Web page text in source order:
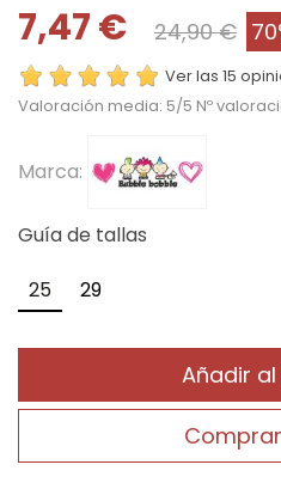
7,47 € 24,90 €
Ver las 15
Valoración media: 5/5 Nº
Marca:
Guía de tallas
25
29
Añadir